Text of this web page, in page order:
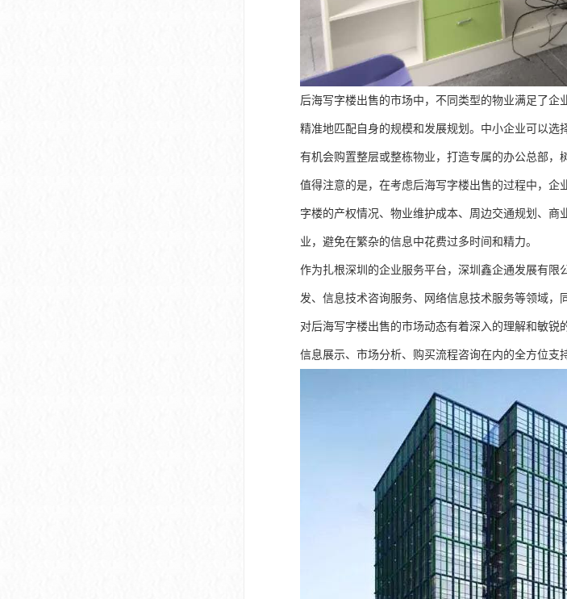
后海写字楼出售的市场中，不同类型的物业满足了
精准地匹配自身的规模和发展规划。中小企业可以选
有机会购置整层或整栋物业，打造专属的办公总部，
值得注意的是，在考虑后海写字楼出售的过程中，
字楼的产权情况、物业维护成本、周边交通规划、
业，避免在繁杂的信息中花费过多时间和精力。
作为扎根深圳的企业服务平台，深圳鑫企通发展有
发、信息技术咨询服务、网络信息技术服务等领域
对后海写字楼出售的市场动态有着深入的理解和敏
信息展示、市场分析、购买流程咨询在内的全方位支